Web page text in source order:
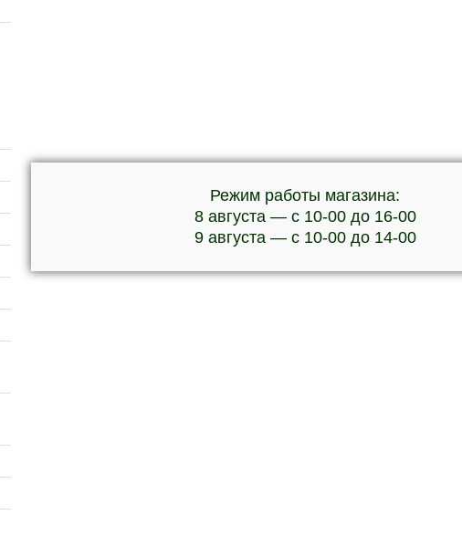
Режим работы магазина:
8 августа — с 10-00 до 16-00
9 августа — с 10-00 до 14-00